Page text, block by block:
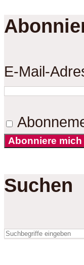
E-Mail-
Abonniere mich
Suchen